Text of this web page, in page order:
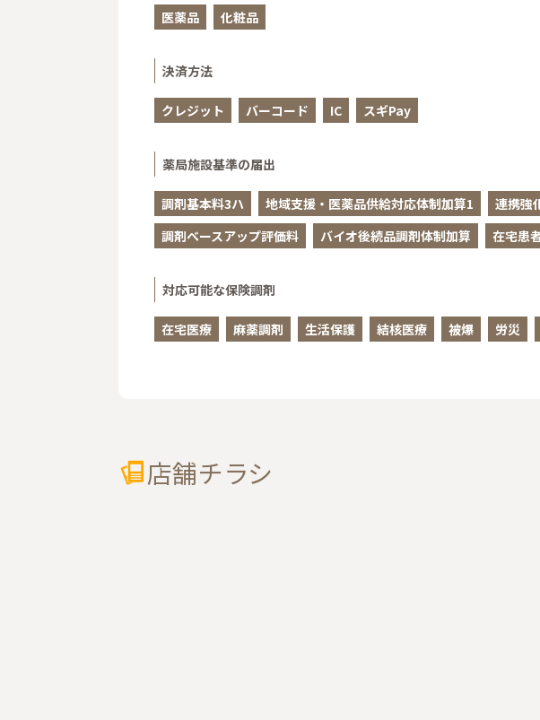
医薬品 化粧品
決済方法
クレジット バーコード IC スギPay
薬局施設基準の届出
調剤基本料3ハ 地域支援・医薬品供給対応体制加算1 連携強
調剤ベースアップ評価料
バイオ後続品調剤体制加算 在宅患
対応可能な保険調剤
在宅医療 麻薬調剤 生活保護 結核医療 被爆 労災
店舗チラシ